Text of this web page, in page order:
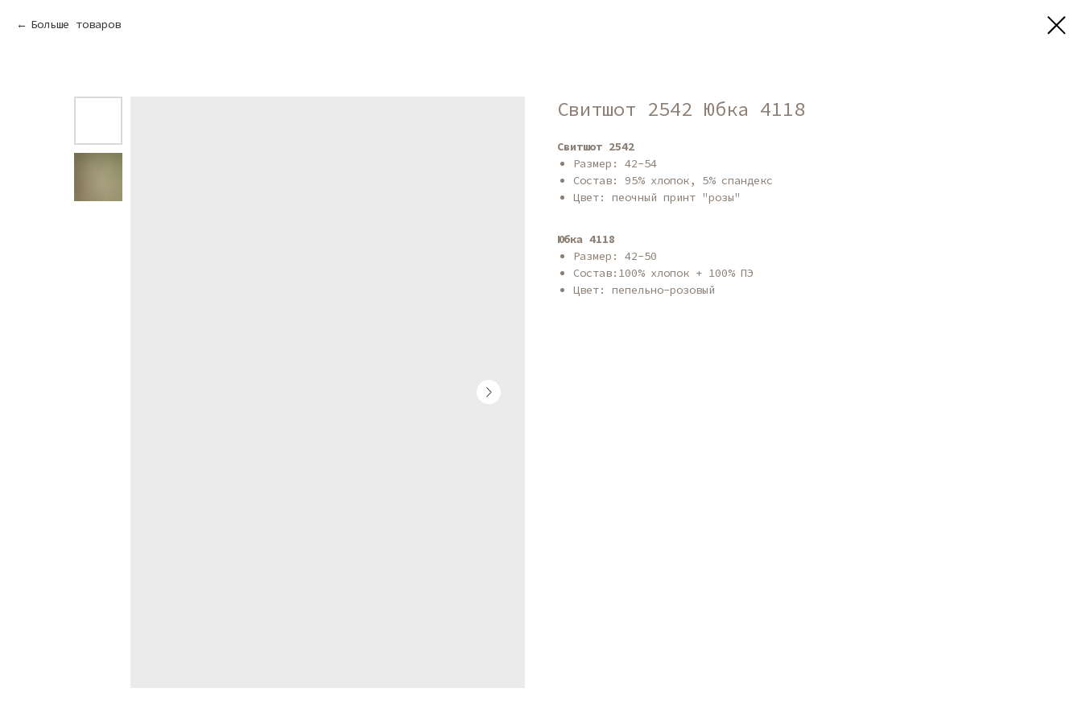
Больше товаров
Свитшот 2542 Юбка 4118
Свитшот 2542
Размер: 42-54
Состав: 95% хлопок, 5% спандекс
Цвет: пеочный принт "розы"
Юбка 4118
Размер: 42-50
Состав:100% хлопок + 100% ПЭ
Цвет: пепельно-розовый